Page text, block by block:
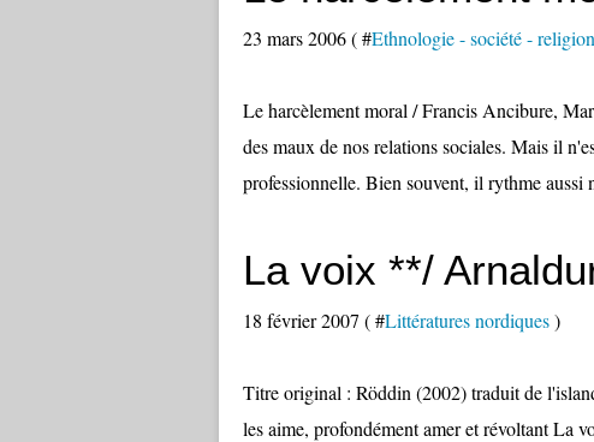
23 mars 2006 ( #Ethnologie - société -
Le harcèlement moral / Francis Ancibure,
des maux de nos relations sociales. Mais il
professionnelle. Bien souvent, il rythme aussi
La voix **/
18 février 2007 ( #Littératures nordiques)
Titre original : Röddin (2002) traduit de
les aime, profondément amer et révoltant La